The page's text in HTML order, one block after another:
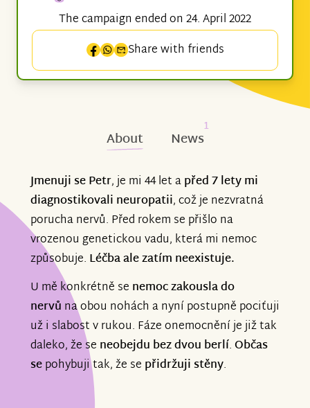
The campaign ended on 24. April 2022
Share with friends
About News
1
Jmenuji se Petr, je mi 44 let apřed 7 lety mi
diagnostikovali neuropatii, což je nezvratná
porucha nervů. Před rokem se přišlo na
vrozenou genetickou vadu, která mi nemoc
způsobuje. Léčba ale zatím neexistuje.
U mě konkrétně se nemoc zakousla do
nervů na obou nohách a nyní postupně pociťuji
už i slabost v rukou. Fáze onemocnění je již tak
daleko, že se neobejdu bez dvou berlí.Občas
sepohybuji tak, že se přidržuji stěny.